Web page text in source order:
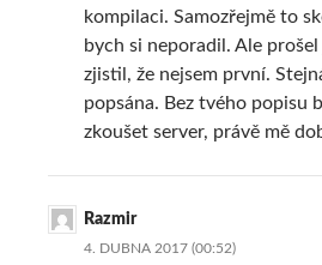
kompilaci. Samozřejmě to
bych si neporadil. Ale
zjistil, že nejsem první.
popsána. Bez tvého popisu
zkoušet server, právě mě
Razmir
4. DUBNA 2017 (00:52)